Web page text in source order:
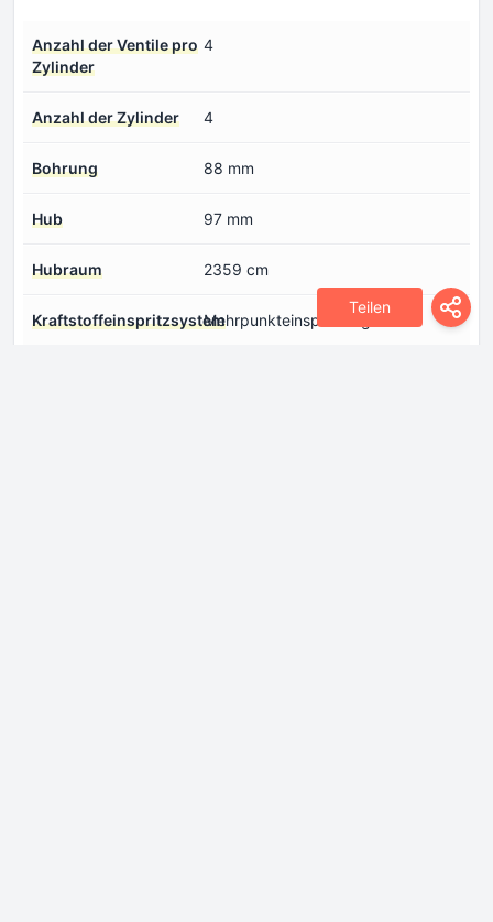
Teilen
Anzahl der Ventile pro
Zylinder
4
Anzahl der Zylinder 4
Bohrung 88 mm
Hub 97 mm
Hubraum 2359 cm
KraftstoffeinspritzsystemMehrpunkteinspritzung